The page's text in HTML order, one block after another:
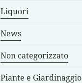
Liquori
News
Non categorizzato
Piante e Giardinaggio